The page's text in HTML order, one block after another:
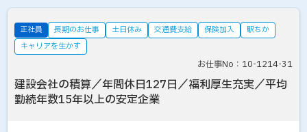
正社員 長期のお仕事 土日休み 交通費支給 保険加入
駅ちか
キャリアを生かす
お仕事No：10-1214-31
建設会社の積算／年間休日127日／福利厚生充実／平均
勤続年数15年以上の安定企業